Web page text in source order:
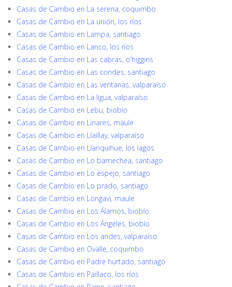
Casas de Cambio en La serena, coquimbo
Casas de Cambio en La unión, los ríos
Casas de Cambio en Lampa, santiago
Casas de Cambio en Lanco, los ríos
Casas de Cambio en Las cabras, o'higgins
Casas de Cambio en Las condes, santiago
Casas de Cambio en Las ventanas, valparaíso
Casas de Cambio en La ligua, valparaíso
Casas de Cambio en Lebu, biobío
Casas de Cambio en Linares, maule
Casas de Cambio en Llaillay, valparaíso
Casas de Cambio en Llanquihue, los lagos
Casas de Cambio en Lo barnechea, santiago
Casas de Cambio en Lo espejo, santiago
Casas de Cambio en Lo prado, santiago
Casas de Cambio en Longaví, maule
Casas de Cambio en Los Álamos, biobío
Casas de Cambio en Los Ángeles, biobío
Casas de Cambio en Los andes, valparaíso
Casas de Cambio en Ovalle, coquimbo
Casas de Cambio en Padre hurtado, santiago
Casas de Cambio en Paillaco, los ríos